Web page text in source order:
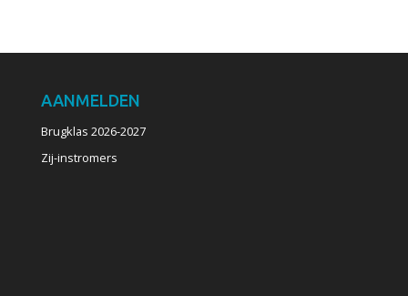
AANMELDEN
Brugklas 2026-2027
Zij-instromers